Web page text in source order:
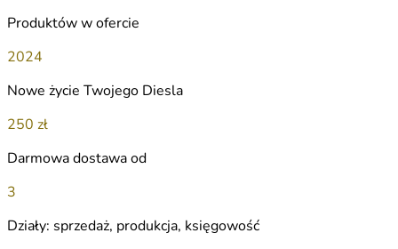
Produktów w ofercie
2024
Nowe życie Twojego Diesla
250 zł
Darmowa dostawa od
3
Działy: sprzedaż, produkcja, księgowość